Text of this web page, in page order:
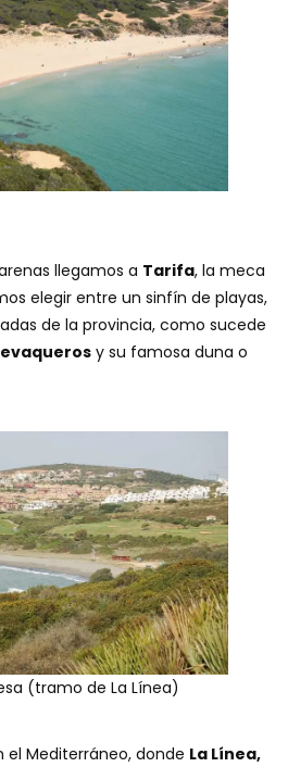
llegamos a Tarifa, la meca
elegir entre un sinfín de playas,
de la provincia, como sucede
y su famosa duna o
(tramo de La Línea)
el Mediterráneo, donde La Línea,